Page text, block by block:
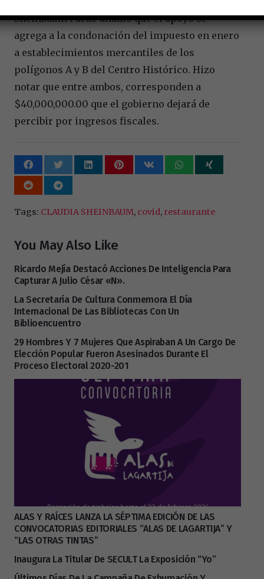
Sheinbaum Pardo añadió que el apoyo se
agrega a la condonación del impuesto en enero
a establecimientos mercantiles de los
polígonos A y B del Centro Histórico. Hizo
notar que entre ambos, corresponden a
$40,000,000.00 que el gobierno dejará de
percibir por ingresos fiscales.
Tags: CLAUDIA SHEINBAUM, covid, restaurante
You May Also Like
Ricardo Mejía Destacó Acciones De Inteligencia Para
Capturar A Julio César «N».
La Secretaría De Cultura Conmemora El Día
Internacional De Las Bibliotecas Con Un
Biblioencuentro
29 Hombres Y 7 Mujeres Que Aspiraban A Un Cargo De
Elección Popular Fueron Asesinados Durante El
Proceso Electoral 2020-201
ALAS Y RAÍCES LANZA LA SÉPTIMA EDICIÓN DE LAS
CONVOCATORIAS EDITORIALES “ALAS DE LAGARTIJA” Y
“LAS OTRAS TINTAS”
Inaugura La Titular De SECULT La Exposición “Yo”